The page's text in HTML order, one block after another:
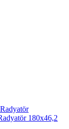
180x46,2